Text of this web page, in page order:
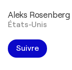
Aleks Rosenberg
États-Unis
Suivre